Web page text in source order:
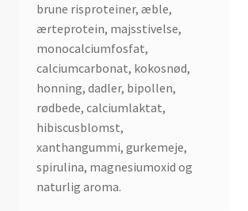
brune risproteiner, æble,
ærteprotein, majsstivelse,
monocalciumfosfat,
calciumcarbonat, kokosnød,
honning, dadler, bipollen,
rødbede, calciumlaktat,
hibiscusblomst,
xanthangummi, gurkemeje,
spirulina, magnesiumoxid og
naturlig aroma.